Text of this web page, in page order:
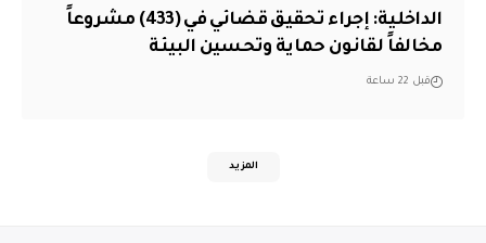
الداخلية: إجراء تحقيق قضائي في (433) مشروعاً
مخالفاً لقانون حماية وتحسين البيئة
قبل 22 ساعة
المزيد